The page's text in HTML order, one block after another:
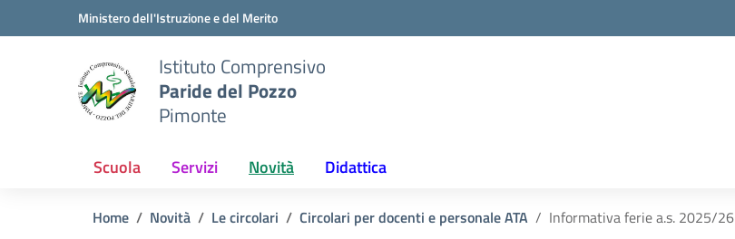
Vai ai contenuti
Vai al menu di navigazioneMinistero dell'Istruzione e del Merito
Istituto Comprensivo
Paride del Pozzo
Pimonte
Scuola Servizi Novità Didattica
Home Novità Le circolari Circolari per docenti e personale ATA Informativa ferie a.s. 2025/26